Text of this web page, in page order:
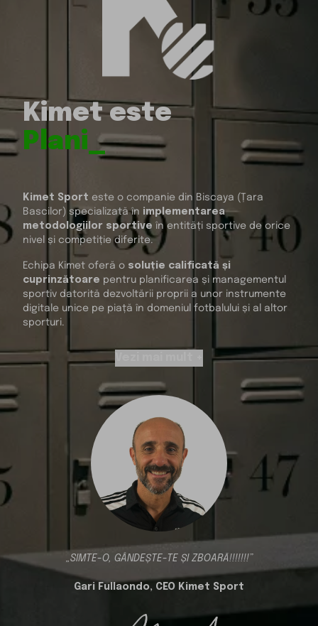
Kimet este
Planificar_
Kimet Sport este o companie din Biscaya (Țara
Bascilor) specializată în implementarea
metodologiilor sportive în entități sportive de orice
nivel și competiție diferite.
Echipa Kimet oferă o soluție calificată și
cuprinzătoare pentru planificarea și managementul
sportiv datorită dezvoltării proprii a unor instrumente
digitale unice pe piață în domeniul fotbalului și al altor
sporturi.
„SIMTE-O, GÂNDEȘTE-TE ȘI ZBOARĂ!!!!!!!”
Gari Fullaondo, CEO Kimet Sport